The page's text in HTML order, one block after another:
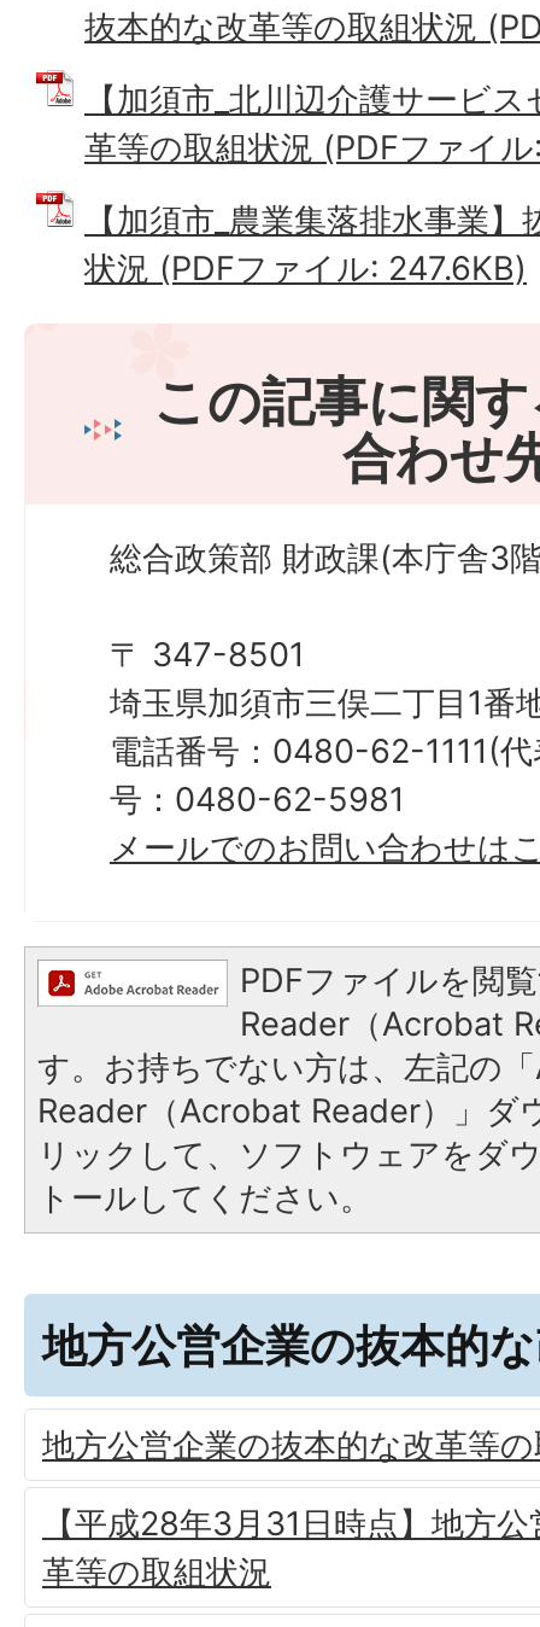
抜本的な改革等の取組状況
【加須市_北川辺介護サービ
革等の取組状況 (PDFファイ
【加須市_農業集落排水事業
状況 (PDFファイル: 247.6KB)
この記事に関
合わせ
総合政策部 財政課(本庁舎3
〒 347-8501
埼玉県加須市三俣二丁目1番
電話番号：0480-62-1111(
号：0480-62-5981
メールでのお問い合わせは
PDFファイルを閲
Reader（Acrobat
す。お持ちでない方は、左記の
Reader（Acrobat Reader）」ダ
リックして、ソフトウェアをダ
トールしてください。
地方公営企業の抜本的
地方公営企業の抜本的な改革等
【平成28年3月31日時点】地方
革等の取組状況